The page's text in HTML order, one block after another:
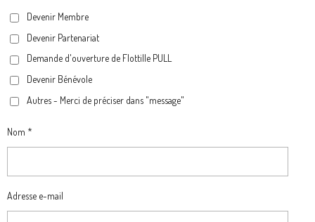
M
Devenir Membre
Devenir Partenariat
Demande d'ouverture de Flottille PULL
Devenir Bénévole
Autres - Merci de préciser dans "message"
Nom *
Adresse e-mail